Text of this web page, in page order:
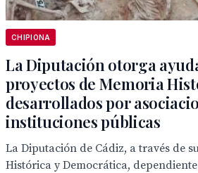
CHIPIONA
La Diputación otorga
proyectos de Memoria
desarrollados por
instituciones públicas
La Diputación de Cádiz, a través de
Histórica y Democrática,